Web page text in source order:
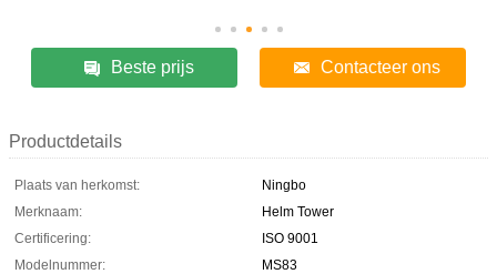
Beste prijs Contacteer ons
Productdetails
Plaats van herkomst:
Ningbo
Merknaam:
Helm Tower
Certificering:
ISO 9001
Modelnummer:
MS83